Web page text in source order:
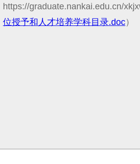
https://graduate.nankai.edu.cn/
位授予和人才培养学科目录.doc）